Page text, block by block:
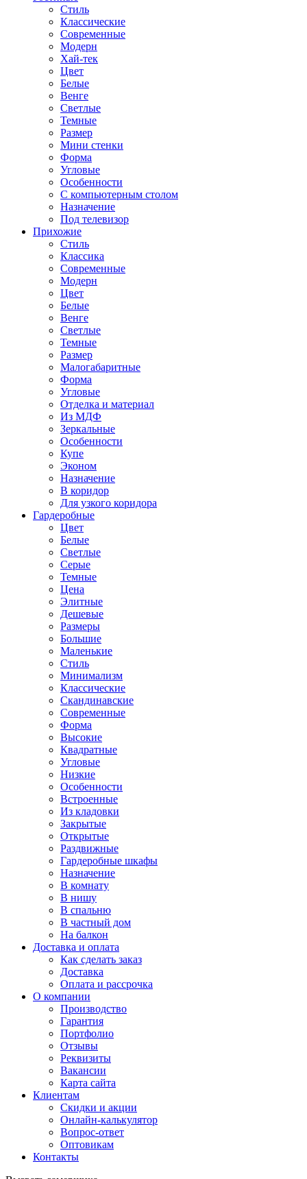
Стиль
Классические
Современные
Модерн
Хай-тек
Цвет
Белые
Венге
Светлые
Темные
Размер
Мини стенки
Форма
Угловые
Особенности
С компьютерным столом
Назначение
Под телевизор
Прихожие
Стиль
Классика
Современные
Модерн
Цвет
Белые
Венге
Светлые
Темные
Размер
Малогабаритные
Форма
Угловые
Отделка и материал
Из МДФ
Зеркальные
Особенности
Купе
Эконом
Назначение
В коридор
Для узкого коридора
Гардеробные
Цвет
Белые
Светлые
Серые
Темные
Цена
Элитные
Дешевые
Размеры
Большие
Маленькие
Стиль
Минимализм
Классические
Скандинавские
Современные
Форма
Высокие
Квадратные
Угловые
Низкие
Особенности
Встроенные
Из кладовки
Закрытые
Открытые
Раздвижные
Гардеробные шкафы
Назначение
В комнату
В нишу
В спальню
В частный дом
На балкон
Доставка и оплата
Как сделать заказ
Доставка
Оплата и рассрочка
О компании
Производство
Гарантия
Портфолио
Отзывы
Реквизиты
Вакансии
Карта сайта
Клиентам
Скидки и акции
Онлайн-калькулятор
Вопрос-ответ
Оптовикам
Контакты